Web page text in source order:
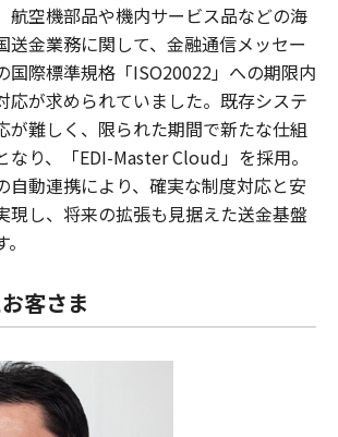
航空機部品や機内サービス品などの海
送金業務に関して、金融通信メッセー
国際標準規格「ISO20022」への期限内
応が求められていました。既存システ
が難しく、限られた期間で新たな仕組
なり、「EDI-Master Cloud」を採用。
自動連携により、確実な制度対応と安
現し、将来の拡張も見据えた送金基盤
客さま